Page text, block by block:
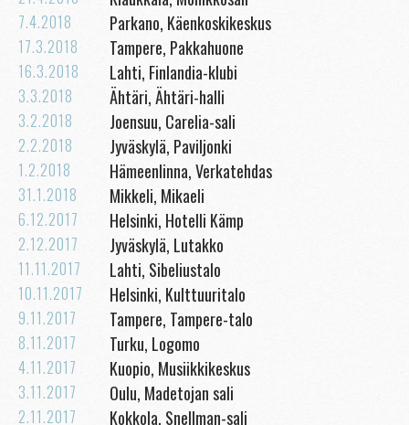
7.4.2018 Parkano, Käenkoskikeskus
17.3.2018 Tampere, Pakkahuone
16.3.2018 Lahti, Finlandia-klubi
3.3.2018 Ähtäri, Ähtäri-halli
3.2.2018 Joensuu, Carelia-sali
2.2.2018 Jyväskylä, Paviljonki
1.2.2018 Hämeenlinna, Verkatehdas
31.1.2018 Mikkeli, Mikaeli
6.12.2017 Helsinki, Hotelli Kämp
2.12.2017 Jyväskylä, Lutakko
11.11.2017 Lahti, Sibeliustalo
10.11.2017 Helsinki, Kulttuuritalo
9.11.2017 Tampere, Tampere-talo
8.11.2017 Turku, Logomo
4.11.2017 Kuopio, Musiikkikeskus
3.11.2017 Oulu, Madetojan sali
2.11.2017 Kokkola, Snellman-sali